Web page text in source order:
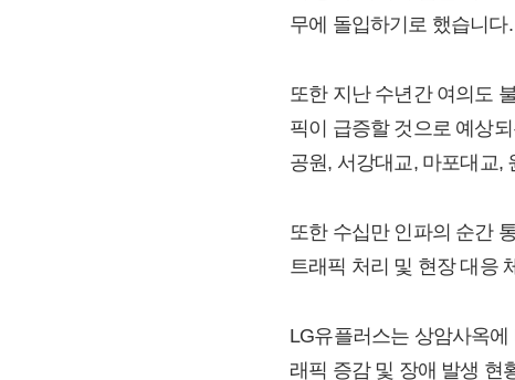
무에 돌입하기로 했습니다.
또한 지난 수년간 여의도
픽이 급증할 것으로 예상
공원, 서강대교, 마포대교,
또한 수십만 인파의 순간
트래픽 처리 및 현장 대응
LG유플러스는 상암사옥
래픽 증감 및 장애 발생 현